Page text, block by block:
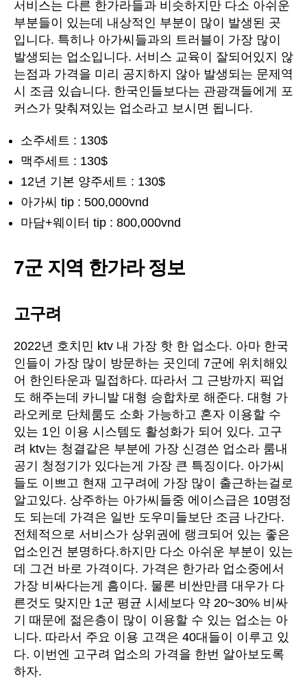
서비스는 다른 한가라들과 비슷하지만 다소 아쉬운
부분들이 있는데 내상적인 부분이 많이 발생된 곳
입니다. 특히나 아가씨들과의 트러블이 가장 많이
발생되는 업소입니다. 서비스 교육이 잘되어있지 않
는점과 가격을 미리 공지하지 않아 발생되는 문제역
시 조금 있습니다. 한국인들보다는 관광객들에게 포
커스가 맞춰져있는 업소라고 보시면 됩니다.
소주세트 : 130$
맥주세트 : 130$
12년 기본 양주세트 : 130$
아가씨 tip : 500,000vnd
마담+웨이터 tip : 800,000vnd
7군 지역 한가라 정보
고구려
2022년 호치민 ktv 내 가장 핫 한 업소다. 아마 한국
인들이 가장 많이 방문하는 곳인데 7군에 위치해있
어 한인타운과 밀접하다. 따라서 그 근방까지 픽업
도 해주는데 카니발 대형 승합차로 해준다. 대형 가
라오케로 단체룸도 소화 가능하고 혼자 이용할 수
있는 1인 이용 시스템도 활성화가 되어 있다. 고구
려 ktv는 청결같은 부분에 가장 신경쓴 업소라 룸내
공기 청정기가 있다는게 가장 큰 특징이다. 아가씨
들도 이쁘고 현재 고구려에 가장 많이 출근하는걸로
알고있다. 상주하는 아가씨들중 에이스급은 10명정
도 되는데 가격은 일반 도우미들보단 조금 나간다.
전체적으로 서비스가 상위권에 랭크되어 있는 좋은
업소인건 분명하다.하지만 다소 아쉬운 부분이 있는
데 그건 바로 가격이다. 가격은 한가라 업소중에서
가장 비싸다는게 흠이다. 물론 비싼만큼 대우가 다
른것도 맞지만 1군 평균 시세보다 약 20~30% 비싸
기 때문에 젊은층이 많이 이용할 수 있는 업소는 아
니다. 따라서 주요 이용 고객은 40대들이 이루고 있
다. 이번엔 고구려 업소의 가격을 한번 알아보도록
하자.